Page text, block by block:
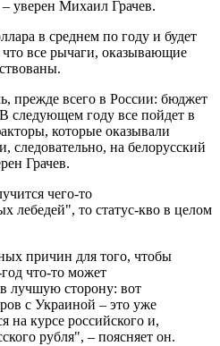
уверен Михаил Грачев.
в среднем по году и будет
все рычаги, оказывающие
прежде всего в России: бюджет
следующем году все пойдет в
которые оказывали
следовательно, на белорусский
Грачев.
чего-то
лебедей", то статус-кво в целом
причин для того, чтобы
что-то может
лучшую сторону: вот
с Украиной – это уже
на курсе российского и,
рубля", – поясняет он.